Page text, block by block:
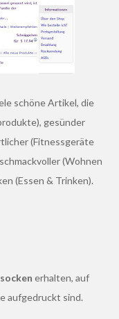
schöne Artikel, die
gesünder
(Fitnessgeräte
(Wohnen
(Essen & Trinken).
erhalten, auf
aufgedruckt sind.